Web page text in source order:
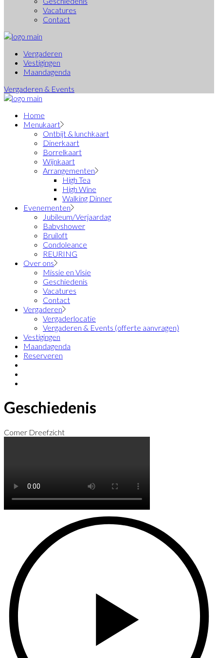
Vacatures
Contact
Vergaderen
Vestigingen
Maandagenda
Vergaderen & Events
Home
Menukaart
Ontbijt & lunchkaart
Dinerkaart
Borrelkaart
Wijnkaart
Arrangementen
High Tea
High Wine
Walking Dinner
Evenementen
Jubileum/Verjaardag
Babyshower
Bruiloft
Condoleance
REURING
Over ons
Missie en Visie
Geschiedenis
Vacatures
Contact
Vergaderen
Vergaderlocatie
Vergaderen & Events (offerte aanvragen)
Vestigingen
Maandagenda
Reserveren
Geschiedenis
Comer Dreefzicht